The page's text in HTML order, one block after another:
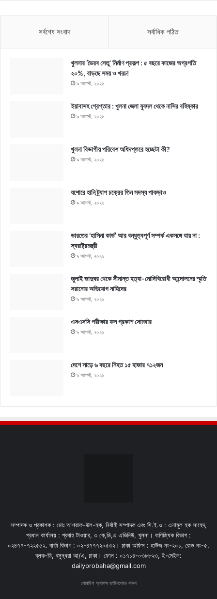
সর্বশেষ সংবাদ সর্বাধিক পঠিত
খুলনার ‘ভৈরব সেতু’ নির্মাণ প্রকল্প : ৫ বছরে কাজের অগ্রগতি
২০%, বাড়ছে সময় ও খরচ!
৯ আগস্ট, ২০২৬
ইয়াবাসহ গ্রেপ্তার : খুলনা জেলা যুবদল থেকে নাসির বহিষ্কার
৯ আগস্ট, ২০২৬
খুলনা বিভাগীয় পরিবেশ অধিদপ্তরে হচ্ছেটা কী?
৯ আগস্ট, ২০২৬
যশোরে হানি ট্র্যাপ চক্রের তিন সদস্য পাকড়াও
৯ আগস্ট, ২০২৬
ভারতের ‘হাসিনা কার্ড’ আর বন্ধুত্বপূর্ণ সম্পর্ক একসঙ্গে যায় না :
স্বরাষ্ট্রমন্ত্রী
৯ আগস্ট, ২০২৬
জুলাই জাদুঘর থেকে সীমান্ত হত্যা-মোদিবিরোধী আন্দোলনের স্মৃতি
সরানোর অভিযোগ নাহিদের
৯ আগস্ট, ২০২৬
এসএসসি পরীক্ষার ফল প্রকাশ সোমবার
৯ আগস্ট, ২০২৬
দেশে সাড়ে ৬ বছরে নিহত ১৫ হাজার ৭১২জন
৯ আগস্ট, ২০২৬
সম্পাদক ও প্রকাশক : মোঃ আশরাফ-উল-হক, নির্বাহী সম্পাদক এবং সি.ই.ও : এনামুল হক সাহেদ,
প্রধান কার্যালয় : প্রবাহ টাওয়ার, ৩ কে,ডি,এ এভিনিউ, খুলনা। বাণিজ্যিক বিভাগ :
০২৪৭৭-৭২২৫৫২. বার্তা বিভাগ : ০২-৪৭৭৭২০৫৩২। ঢাকা অফিস : হাউজ নং-২০১, রোড নং-৫,
ব্লক-ডি, বসুন্ধরা আ/এ, ঢাকা। ফোন : ০১৭১৪-০৩৮৮২৩, ই-মেইল:
dailyprobaha@gmail.com
মোবাইল অ্যাপস ডাউনলোড করুন